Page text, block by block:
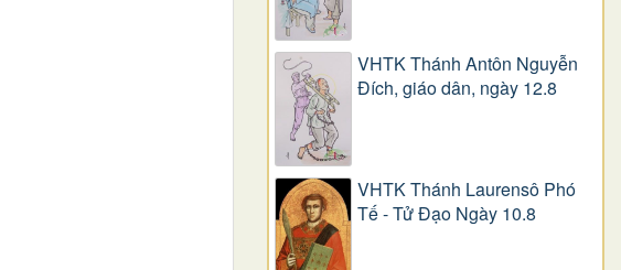
VHTK Thánh Antôn Nguyễn
Ðích, giáo dân, ngày 12.8
VHTK Thánh Laurensô Phó
Tế - Tử Đạo Ngày 10.8